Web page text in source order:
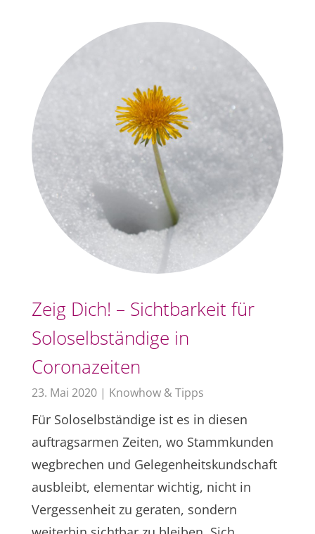
Zeig Dich! – Sichtbarkeit für
Soloselbständige in
Coronazeiten
23. Mai 2020| Knowhow & Tipps
Für Soloselbständige ist es in diesen
auftragsarmen Zeiten, wo Stammkunden
wegbrechen und Gelegenheitskundschaft
ausbleibt, elementar wichtig, nicht in
Vergessenheit zu geraten, sondern